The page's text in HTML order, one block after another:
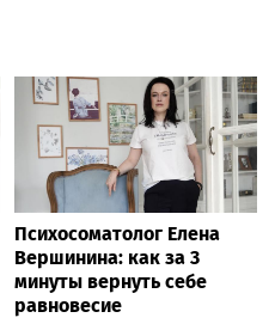
Психосоматолог Елена
Вершинина: как за 3
минуты вернуть себе
равновесие